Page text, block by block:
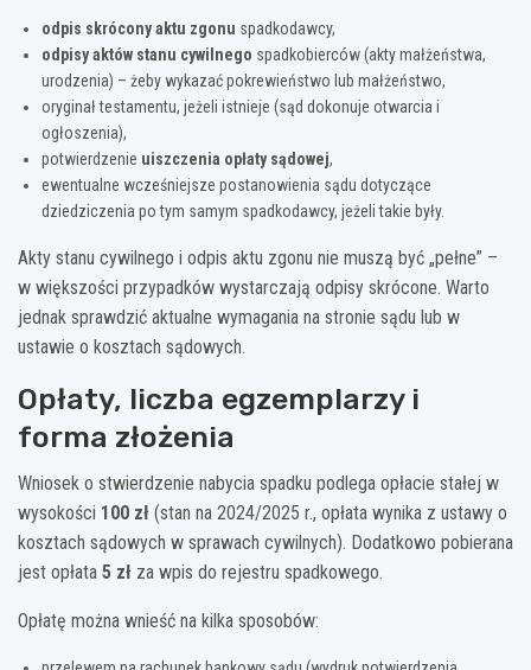
odpis skrócony aktu zgonu spadkodawcy,
odpisy aktów stanu cywilnego spadkobierców (akty małżeństwa,
urodzenia) – żeby wykazać pokrewieństwo lub małżeństwo,
oryginał testamentu, jeżeli istnieje (sąd dokonuje otwarcia i
ogłoszenia),
potwierdzenie uiszczenia opłaty sądowej,
ewentualne wcześniejsze postanowienia sądu dotyczące
dziedziczenia po tym samym spadkodawcy, jeżeli takie były.
Akty stanu cywilnego i odpis aktu zgonu nie muszą być „pełne” –
w większości przypadków wystarczają odpisy skrócone. Warto
jednak sprawdzić aktualne wymagania na stronie sądu lub w
ustawie o kosztach sądowych.
Opłaty, liczba egzemplarzy i
forma złożenia
Wniosek o stwierdzenie nabycia spadku podlega opłacie stałej w
wysokości 100 zł (stan na 2024/2025 r., opłata wynika z ustawy o
kosztach sądowych w sprawach cywilnych). Dodatkowo pobierana
jest opłata 5 zł za wpis do rejestru spadkowego.
Opłatę można wnieść na kilka sposobów: